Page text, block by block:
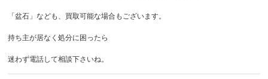
「盆石」なども、買取可能な場合もございます。
持ち主が居なく処分に困ったら
迷わず電話して相談下さいね。